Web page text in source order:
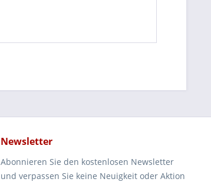
Newsletter
Abonnieren Sie den kostenlosen Newsletter
und verpassen Sie keine Neuigkeit oder Aktion